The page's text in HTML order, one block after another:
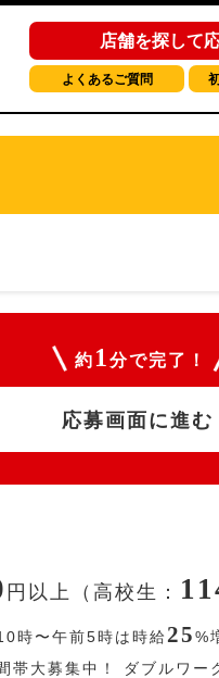
店舗を探して
よくあるご質問
約 1 分で完了！
応募画面に進む
円 以上（高校生：
時〜午前5時は時給25%
帯大募集中！ ダブルワー